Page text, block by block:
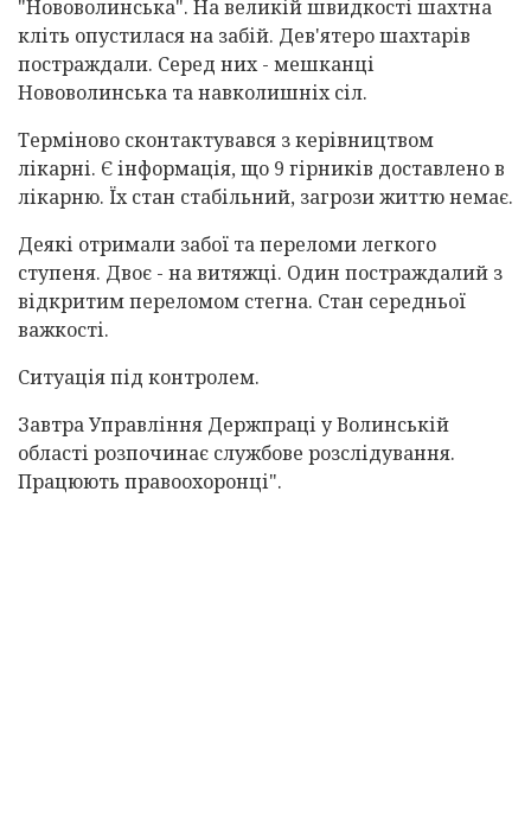
"Нововолинська". На великій швидкості шахтна
кліть опустилася на забій. Дев'ятеро шахтарів
постраждали. Серед них - мешканці
Нововолинська та навколишніх сіл.
Терміново сконтактувався з керівництвом
лікарні. Є інформація, що 9 гірників доставлено в
лікарню. Їх стан стабільний, загрози життю немає.
Деякі отримали забої та переломи легкого
ступеня. Двоє - на витяжці. Один постраждалий з
відкритим переломом стегна. Стан середньої
важкості.
Ситуація під контролем.
Завтра Управління Держпраці у Волинській
області розпочинає службове розслідування.
Працюють правоохоронці".